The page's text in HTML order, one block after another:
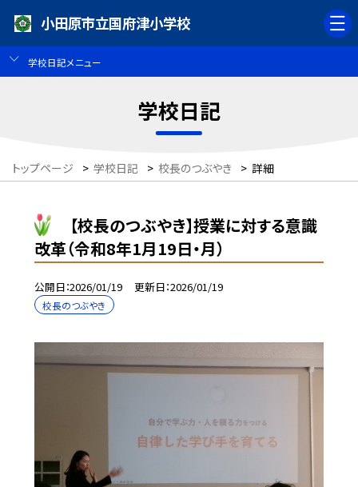
小田原市立国府津小学校
学校日記メニュー
学校日記
トップページ > 学校日記 > 校長のつぶやき > 詳細
【校長のつぶやき】授業に対する意識
改革（令和8年1月19日・月）
公開日 2026/01/19 更新日 2026/01/19
校長のつぶやき